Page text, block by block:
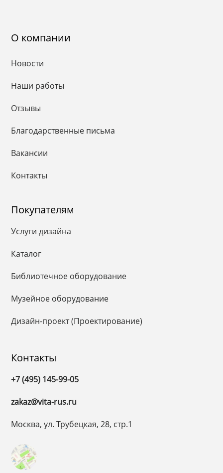
О компании
Новости
Наши работы
Отзывы
Благодарственные письма
Вакансии
Контакты
Покупателям
Услуги дизайна
Каталог
Библиотечное оборудование
Музейное оборудование
Дизайн-проект (Проектирование)
Контакты
+7 (495) 145-99-05
zakaz@vita-rus.ru
Москва, ул. Трубецкая, 28, стр.1